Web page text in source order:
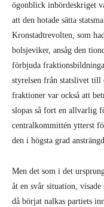
ögonblick inbördeskriget
att den hotade sätta
Kronstadtrevolten, som
bolsjeviker, ansåg den
förbjuda
styrelsen från statslivet
fraktioner var också att
slopas så fort en allvarlig
centralkommittén ytterst
den i högsta grad
Men det som i det
åt en svår situation,
då börjat nalkas partiets